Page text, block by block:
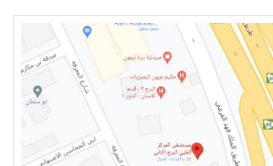
Drinks to treat dry eyes